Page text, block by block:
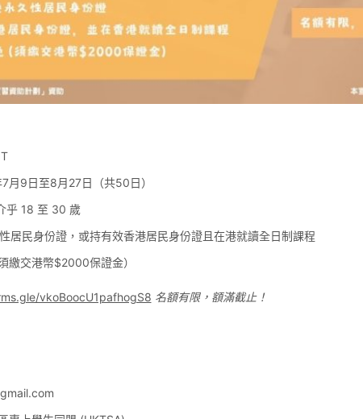
月9日至8月27日（共50日）
乎 18 至 30 歲
居民身份證，或持有效香港居民身份證且在港就讀全日制課程
繳交港幣$2000保證金）
vkoBoocU1pafhogS8 名額有限，額滿截止！